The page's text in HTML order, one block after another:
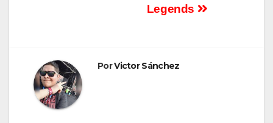
Legends
PorVictor Sánchez